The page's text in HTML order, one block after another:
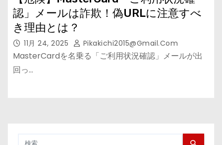
認」メールは詐欺！偽URLに注意すべ
き理由とは？
11月 24, 2025 Pikakichi2015@gmail.com
MasterCardを名乗る「ご利用状況確認」メールが出
回っ…